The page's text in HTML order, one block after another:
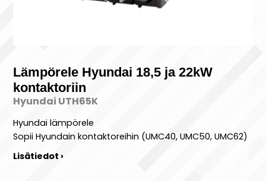
Lämpörele Hyundai 18,5 ja 22kW
kontaktoriin
Hyundai UTH65K
Hyundai lämpörele
Sopii Hyundain kontaktoreihin (UMC40, UMC50, UMC62)
Lisätiedot ›